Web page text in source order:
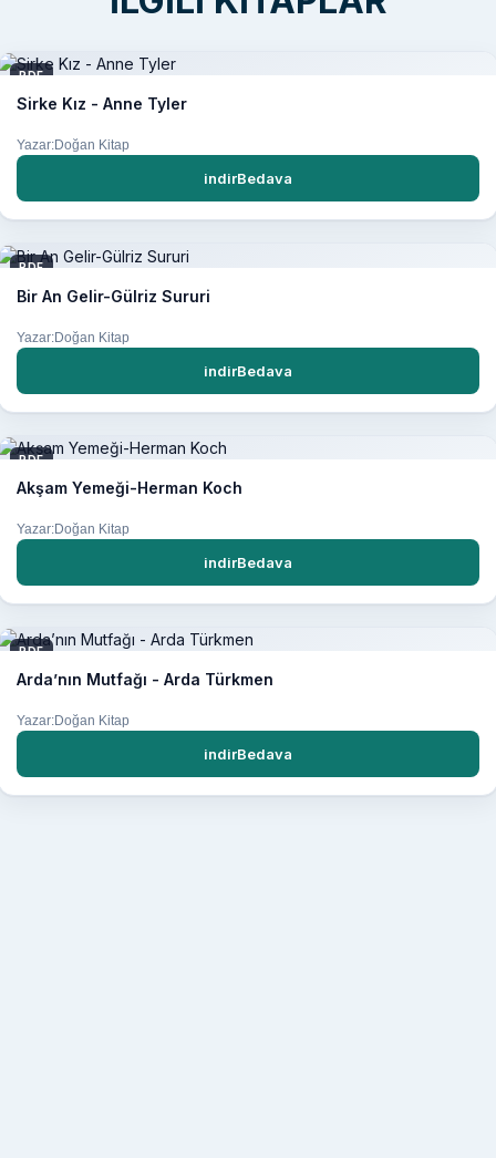
PDF
Sirke Kız - Anne Tyler
Yazar:Doğan Kitap
indirBedava
PDF
Bir An Gelir-Gülriz Sururi
Yazar:Doğan Kitap
indirBedava
PDF
Akşam Yemeği-Herman Koch
Yazar:Doğan Kitap
indirBedava
PDF
Arda’nın Mutfağı - Arda Türkmen
Yazar:Doğan Kitap
indirBedava